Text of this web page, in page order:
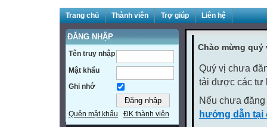
Trang chủ Thành viên Trợ giúp Liên hệ
ĐĂNG NHẬP
Tên truy nhập
Mật khẩu
Ghi nhớ
Quên mật khẩu ĐK thành viên
Chào mừng
Quý vị chưa
tải được các tư
Nếu chưa
hướng dẫn tại